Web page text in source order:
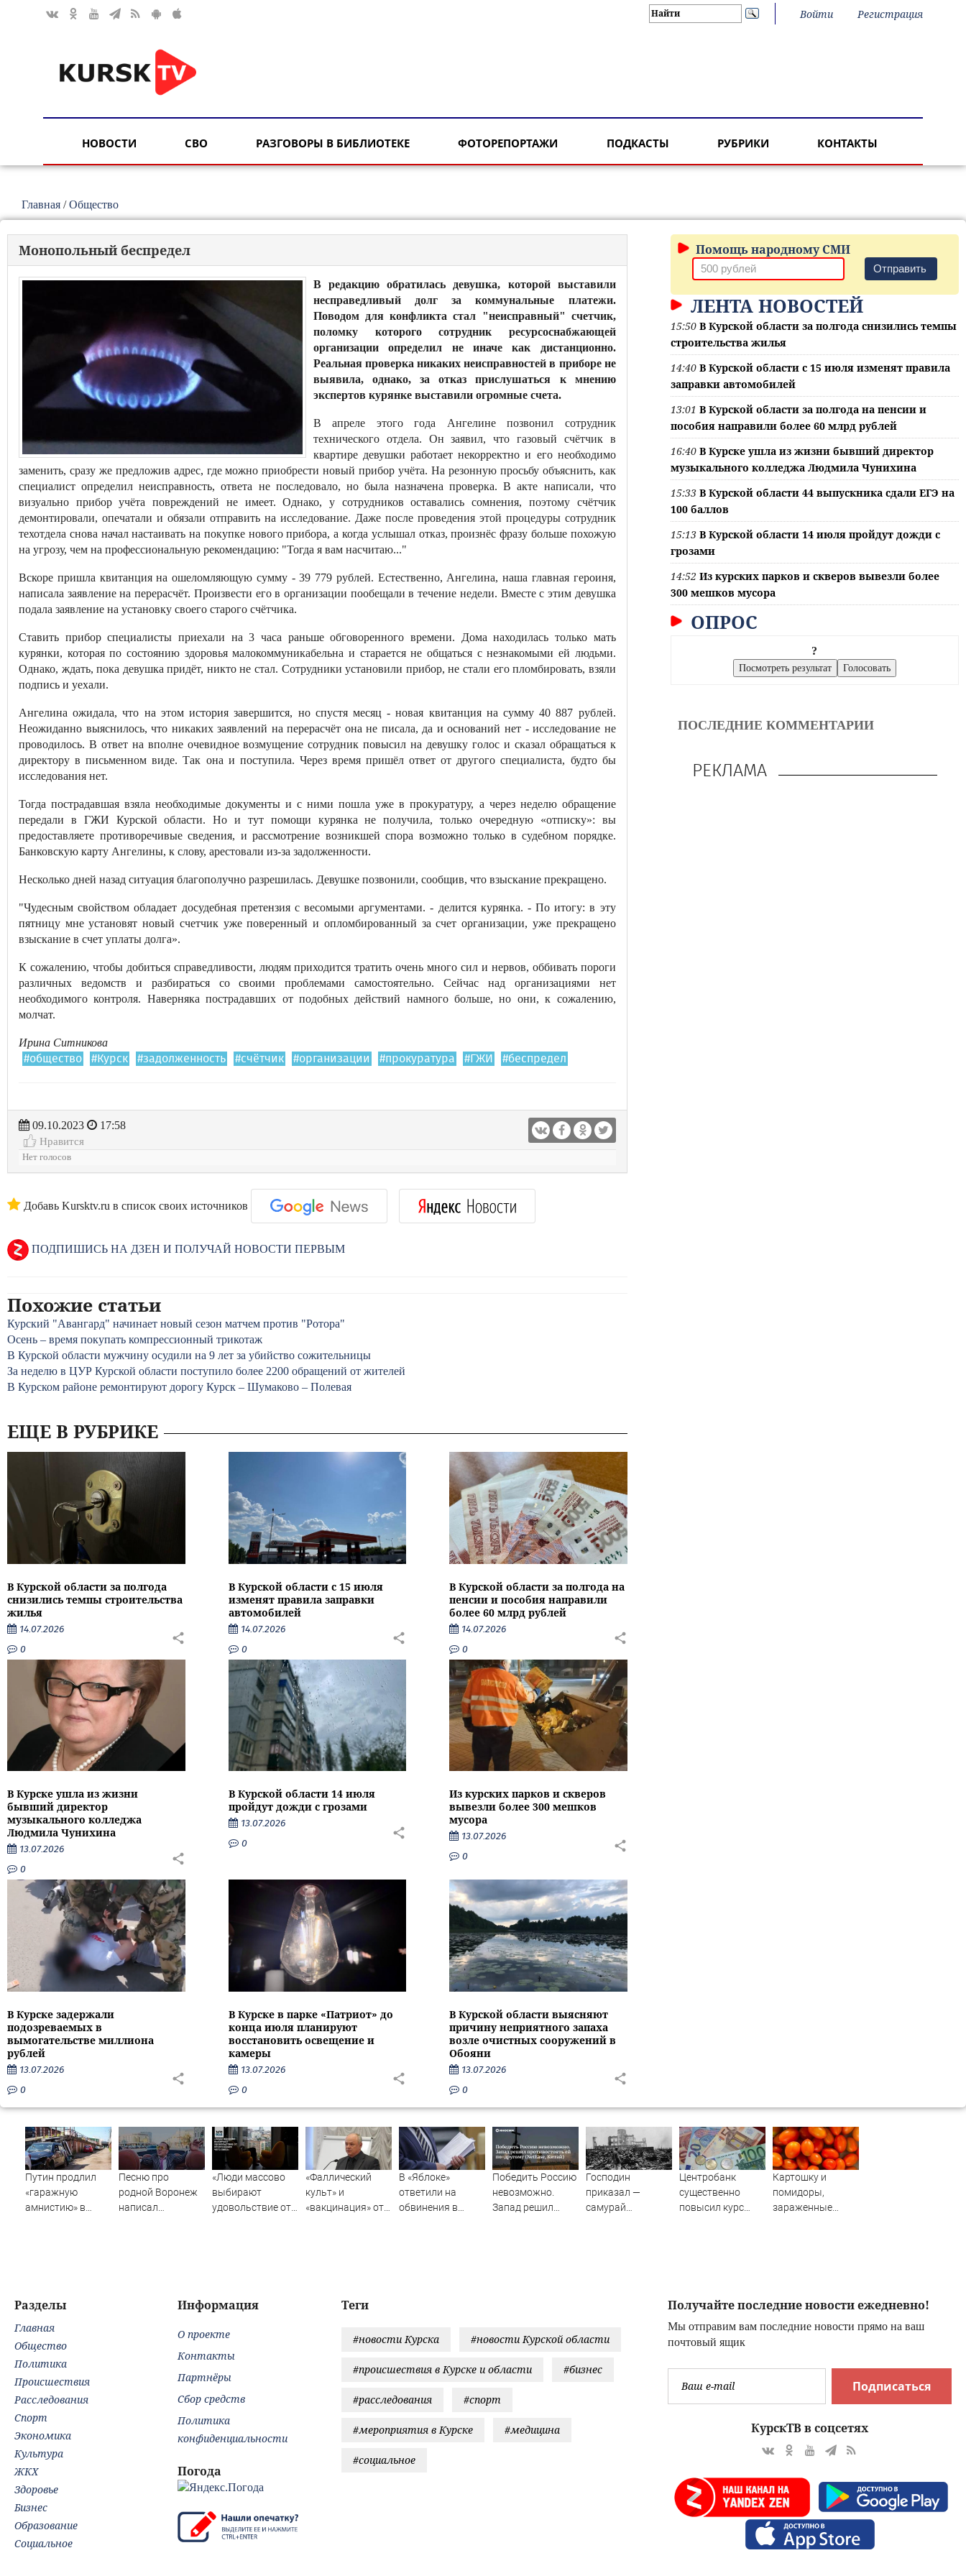
Войти Регистрация
НОВОСТИ СВО РАЗГОВОРЫ В БИБЛИОТЕКЕ ФОТОРЕПОРТАЖИ ПОДКАСТЫ РУБРИКИ КОНТАКТЫ
Главная /Общество
Монопольный беспредел
В редакцию обратилась девушка, которой выставили
несправедливый долг за коммунальные платежи.
Поводом для конфликта стал "неисправный" счетчик,
поломку которого сотрудник ресурсоснабжающей
организации определил не иначе как дистанционно.
Реальная проверка никаких неисправностей в приборе не
выявила, однако, за отказ прислушаться к мнению
экспертов курянке выставили огромные счета.
В апреле этого года Ангелине позвонил сотрудник
технического отдела. Он заявил, что газовый счётчик в
квартире девушки работает некорректно и его необходимо
заменить, сразу же предложив адрес, где можно приобрести новый прибор учёта. На резонную просьбу объяснить, как
специалист определил неисправность, ответа не последовало, но была назначена проверка. В акте написали, что
визуально прибор учёта повреждений не имеет. Однако, у сотрудников оставались сомнения, поэтому счётчик
демонтировали, опечатали и обязали отправить на исследование. Даже после проведения этой процедуры сотрудник
техотдела снова начал настаивать на покупке нового прибора, а когда услышал отказ, произнёс фразу больше похожую
на угрозу, чем на профессиональную рекомендацию: "Тогда я вам насчитаю..."
Вскоре пришла квитанция на ошеломляющую сумму - 39 779 рублей. Естественно, Ангелина, наша главная героиня,
написала заявление на перерасчёт. Произвести его в организации пообещали в течение недели. Вместе с этим девушка
подала заявление на установку своего старого счётчика.
Ставить прибор специалисты приехали на 3 часа раньше обговоренного времени. Дома находилась только мать
курянки, которая по состоянию здоровья малокоммуникабельна и старается не общаться с незнакомыми ей людьми.
Однако, ждать, пока девушка придёт, никто не стал. Сотрудники установили прибор, не стали его пломбировать, взяли
подпись и уехали.
Ангелина ожидала, что на этом история завершится, но спустя месяц - новая квитанция на сумму 40 887 рублей.
Неожиданно выяснилось, что никаких заявлений на перерасчёт она не писала, да и оснований нет - исследование не
проводилось. В ответ на вполне очевидное возмущение сотрудник повысил на девушку голос и сказал обращаться к
директору в письменном виде. Так она и поступила. Через время пришёл ответ от другого специалиста, будто бы
исследования нет.
Тогда пострадавшая взяла необходимые документы и с ними пошла уже в прокуратуру, а через неделю обращение
передали в ГЖИ Курской области. Но и тут помощи курянка не получила, только очередную «отписку»: вы
предоставляете противоречивые сведения, и рассмотрение возникшей спора возможно только в судебном порядке.
Банковскую карту Ангелины, к слову, арестовали из-за задолженности.
Несколько дней назад ситуация благополучно разрешилась. Девушке позвонили, сообщив, что взыскание прекращено.
"Чудесным свойством обладает досудебная претензия с весомыми аргументами. - делится курянка. - По итогу: в эту
пятницу мне установят новый счетчик уже поверенный и опломбированный за счет организации, уже прекращено
взыскание в счет уплаты долга».
К сожалению, чтобы добиться справедливости, людям приходится тратить очень много сил и нервов, оббивать пороги
различных ведомств и разбираться со своими проблемами самостоятельно. Сейчас над организациями нет
необходимого контроля. Наверняка пострадавших от подобных действий намного больше, но они, к сожалению,
молчат.
Ирина Ситникова
#общество #Курск #задолженность #счётчик #организации #прокуратура #ГЖИ #беспредел
09.10.2023
17:58
Нравится
Нет голосов
Добавь Kursktv.ru в список своих источников
ПОДПИШИСЬ НА ДЗЕН И ПОЛУЧАЙ НОВОСТИ ПЕРВЫМ
Похожие статьи
Курский "Авангард" начинает новый сезон матчем против "Ротора"
Осень – время покупать компрессионный трикотаж
В Курской области мужчину осудили на 9 лет за убийство сожительницы
За неделю в ЦУР Курской области поступило более 2200 обращений от жителей
В Курском районе ремонтируют дорогу Курск – Шумаково – Полевая
ЕЩЕ В РУБРИКЕ
В Курской области за полгода
снизились темпы строительства
жилья
14.07.2026
0
В Курской области с 15 июля
изменят правила заправки
автомобилей
14.07.2026
0
В Курской области за полгода на
пенсии и пособия направили
более 60 млрд рублей
14.07.2026
0
В Курске ушла из жизни
бывший директор
музыкального колледжа
Людмила Чунихина
13.07.2026
0
В Курской области 14 июля
пройдут дожди с грозами
13.07.2026
0
Из курских парков и скверов
вывезли более 300 мешков
мусора
13.07.2026
0
В Курске задержали
подозреваемых в
вымогательстве миллиона
рублей
13.07.2026
0
В Курске в парке «Патриот» до
конца июля планируют
восстановить освещение и
камеры
13.07.2026
0
В Курской области выясняют
причину неприятного запаха
возле очистных сооружений в
Обояни
13.07.2026
0
Помощь народному СМИ
Отправить
ЛЕНТА НОВОСТЕЙ
15:50 В Курской области за полгода снизились темпы
строительства жилья
14:40 В Курской области с 15 июля изменят правила
заправки автомобилей
13:01 В Курской области за полгода на пенсии и
пособия направили более 60 млрд рублей
16:40 В Курске ушла из жизни бывший директор
музыкального колледжа Людмила Чунихина
15:33 В Курской области 44 выпускника сдали ЕГЭ на
100 баллов
15:13 В Курской области 14 июля пройдут дожди с
грозами
14:52 Из курских парков и скверов вывезли более
300 мешков мусора
ОПРОС
?
ПОСЛЕДНИЕ КОММЕНТАРИИ
РЕКЛАМА
Путин продлил
«гаражную
амнистию» в
Песню про
родной Воронеж
написал
«Люди массово
выбирают
удовольствие от
«Фаллический
культ» и
«вакцинация» от
В «Яблоке»
ответили на
обвинения в
Победить Россию
невозможно.
Запад решил
Господин
приказал —
самурай
Центробанк
существенно
повысил курс
Картошку и
помидоры,
зараженные
Получайте последние новости ежедневно!
Мы отправим вам последние новости прямо на ваш
почтовый ящик
Подписаться
КурскТВ в соцсетях
Теги
#новости Курска #новости Курской области
#происшествия в Курске и области #бизнес
#расследования #спорт
#мероприятия в Курске #медицина
#социальное
Разделы
Главная
Общество
Политика
Происшествия
Расследования
Спорт
Экономика
Культура
ЖКХ
Здоровье
Бизнес
Образование
Социальное
Информация
О проекте
Контакты
Партнёры
Сбор средств
Политика
конфиденциальности
Погода